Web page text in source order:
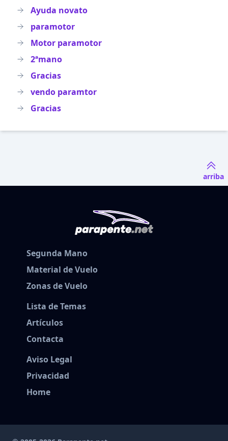
Ayuda novato
paramotor
Motor paramotor
2ªmano
Gracias
vendo paramtor
Gracias
arriba
Segunda Mano
Material de Vuelo
Zonas de Vuelo
Lista de Temas
Artículos
Contacta
Aviso Legal
Privacidad
Home